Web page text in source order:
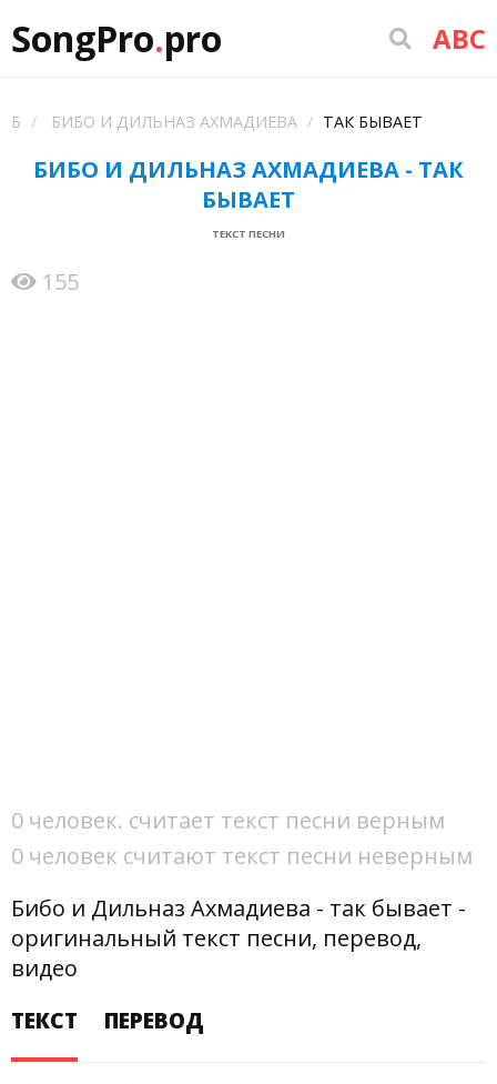
SongPro.pro ABC
Б БИБО И ДИЛЬНАЗ АХМАДИЕВА ТАК БЫВАЕТ
БИБО И ДИЛЬНАЗ АХМАДИЕВА - ТАК
БЫВАЕТ
ТЕКСТ ПЕСНИ
155
0 человек. считает текст песни верным
0 человек считают текст песни неверным
Бибо и Дильназ Ахмадиева - так бывает -
оригинальный текст песни, перевод,
видео
ТЕКСТ
ПЕРЕВОД